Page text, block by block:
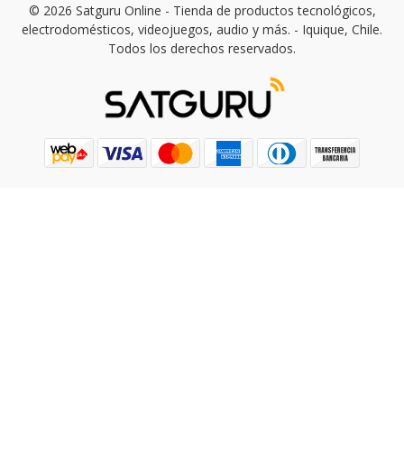
© 2026 Satguru Online - Tienda de productos tecnológicos,
electrodomésticos, videojuegos, audio y más. - Iquique, Chile.
Todos los derechos reservados.